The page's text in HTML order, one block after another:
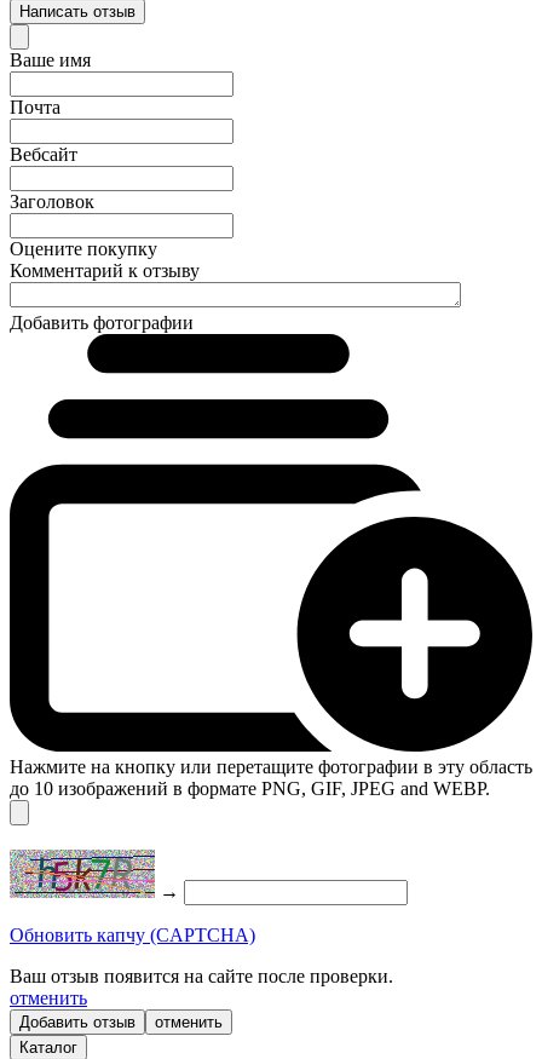
Написать отзыв
Ваше имя
Почта
Вебсайт
Заголовок
Оцените покупку
Комментарий к отзыву
Добавить фотографии
Нажмите на кнопку или перетащите фотографии в эту область
до 10 изображений в формате PNG, GIF, JPEG and WEBP.
→
Обновить капчу (CAPTCHA)
Ваш отзыв появится на сайте после проверки.
отменить
отменить
Каталог